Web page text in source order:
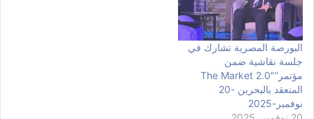
البورصة المصرية تشارك في
جلسة نقاشية ضمن
مؤتمر”The Market 2.0″
المنعقد بالبحرين -20
نوفمبر-2025